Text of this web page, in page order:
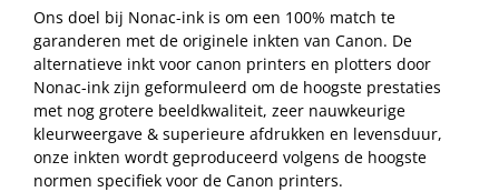
Ons doel bij Nonac-ink is om een 100% match te
garanderen met de originele inkten van Canon. De
alternatieve inkt voor canon printers en plotters door
Nonac-ink zijn geformuleerd om de hoogste prestaties
met nog grotere beeldkwaliteit, zeer nauwkeurige
kleurweergave & superieure afdrukken en levensduur,
onze inkten wordt geproduceerd volgens de hoogste
normen specifiek voor de Canon printers.